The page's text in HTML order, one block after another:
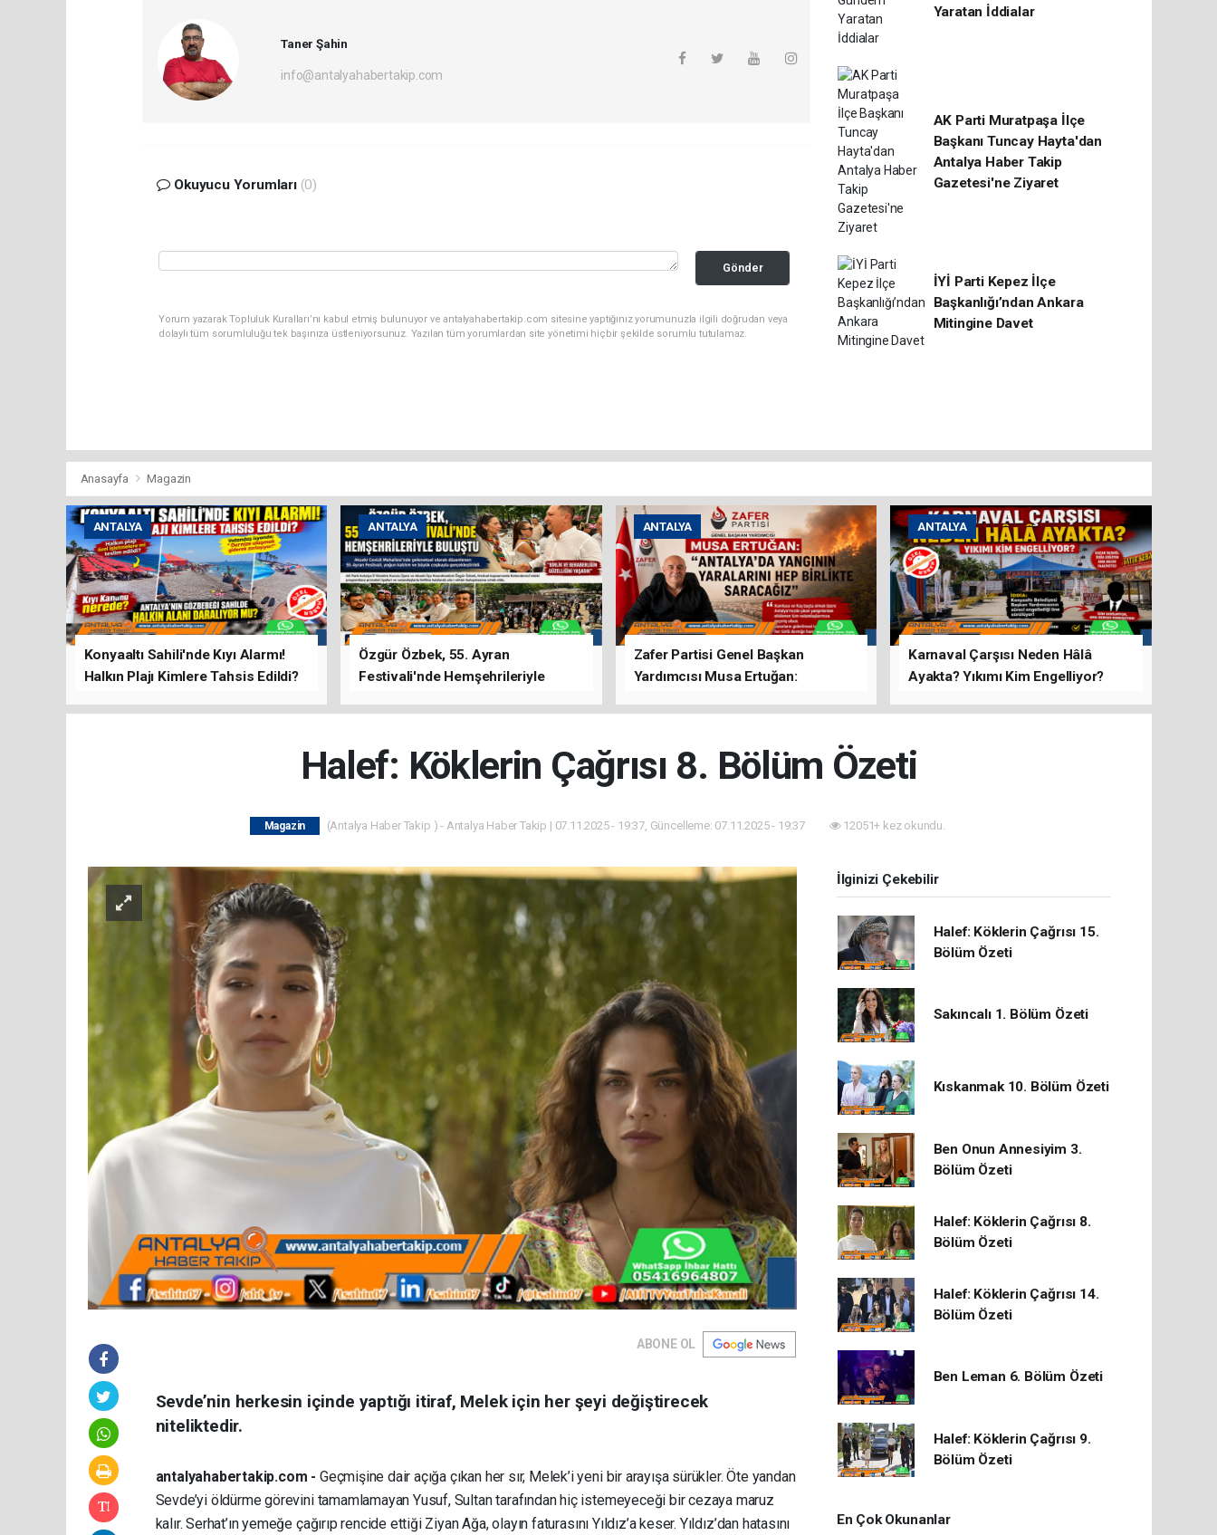
Taner Şahin
info@antalyahabertakip.com
Okuyucu Yorumları (0)
Gönder
Yorum yazarak Topluluk Kuralları’nı kabul etmiş bulunuyor ve antalyahabertakip.com sitesine yaptığınız yorumunuzla ilgili doğrudan veya
dolaylı tüm sorumluluğu tek başınıza üstleniyorsunuz. Yazılan tüm yorumlardan site yönetimi hiçbir şekilde sorumlu tutulamaz.
Yaratan İddialar
AK Parti Muratpaşa İlçe
Başkanı Tuncay Hayta'dan
Antalya Haber Takip
Gazetesi'ne Ziyaret
İYİ Parti Kepez İlçe
Başkanlığı’ndan Ankara
Mitingine Davet
Anasayfa Magazin
ANTALYA
Konyaaltı Sahili'nde Kıyı Alarmı!
Halkın Plajı Kimlere Tahsis Edildi?
ANTALYA
Özgür Özbek, 55. Ayran
Festivali'nde Hemşehrileriyle
ANTALYA
Zafer Partisi Genel Başkan
Yardımcısı Musa Ertuğan:
ANTALYA
Karnaval Çarşısı Neden Hâlâ
Ayakta? Yıkımı Kim Engelliyor?
Halef: Köklerin Çağrısı 8. Bölüm Özeti
Magazin (Antalya Haber Takip ) - Antalya Haber Takip | 07.11.2025 - 19:37, Güncelleme: 07.11.2025 - 19:37 12051+ kez okundu.
ABONE OL
Sevde’nin herkesin içinde yaptığı itiraf, Melek için her şeyi değiştirecek
niteliktedir.
antalyahabertakip.com - Geçmişine dair açığa çıkan her sır, Melek’i yeni bir arayışa sürükler. Öte yandan
Sevde’yi öldürme görevini tamamlamayan Yusuf, Sultan tarafından hiç istemeyeceği bir cezaya maruz
kalır. Serhat’ın yemeğe çağırıp rencide ettiği Ziyan Ağa, olayın faturasını Yıldız’a keser. Yıldız’dan hatasını
İlginizi Çekebilir
Halef: Köklerin Çağrısı 15.
Bölüm Özeti
Sakıncalı 1. Bölüm Özeti
Kıskanmak 10. Bölüm Özeti
Ben Onun Annesiyim 3.
Bölüm Özeti
Halef: Köklerin Çağrısı 8.
Bölüm Özeti
Halef: Köklerin Çağrısı 14.
Bölüm Özeti
Ben Leman 6. Bölüm Özeti
Halef: Köklerin Çağrısı 9.
Bölüm Özeti
En Çok Okunanlar